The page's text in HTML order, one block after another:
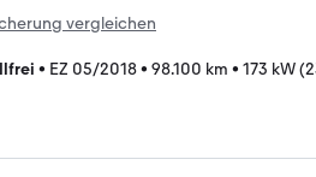
vergleichen
• EZ 05/2018• 98.100 km • 173 kW